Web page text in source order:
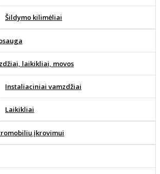
Šildymo kilimėliai
laikikliai, movos
Instaliaciniai vamzdžiai
Laikikliai
įkrovimui